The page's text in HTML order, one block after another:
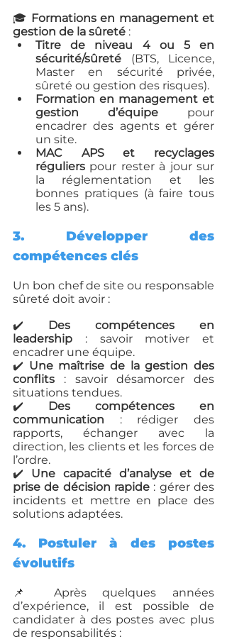
🎓 Formations en management et
gestion de la sûreté :
Titre de niveau 4 ou 5 en
sécurité/sûreté (BTS, Licence,
Master en sécurité privée,
sûreté ou gestion des risques).
Formation en management et
gestion d’équipe pour
encadrer des agents et gérer
un site.
MAC APS et recyclages
réguliers pour rester à jour sur
la réglementation et les
bonnes pratiques (à faire tous
les 5 ans).
3. Développer des
compétences clés
Un bon chef de site ou responsable
sûreté doit avoir :
✔️
Des compétences en
leadership : savoir motiver et
encadrer une équipe.
✔️ Une maîtrise de la gestion des
conflits : savoir désamorcer des
situations tendues.
✔️
Des compétences en
communication : rédiger des
rapports, échanger avec la
direction, les clients et les forces de
l’ordre.
✔️ Une capacité d’analyse et de
prise de décision rapide : gérer des
incidents et mettre en place des
solutions adaptées.
4. Postuler à des postes
évolutifs
📌 Après quelques années
d’expérience, il est possible de
candidater à des postes avec plus
de responsabilités :